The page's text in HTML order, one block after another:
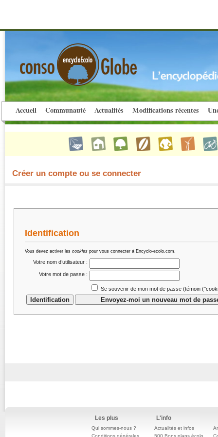
Accueil Communauté Actualités Modifications récentes
Créer un compte ou se connecter
Identification
Vous devez activer les cookies pour vous connecter à Encyclo-ecolo.com.
Votre nom d’utilisateur :
Votre mot de passe :
Se souvenir de mon mot de passe (témoin
Les plus
Qui sommes-nous ?
Conditions générales
L'info
Actualités et infos
500 Bons plans écolo